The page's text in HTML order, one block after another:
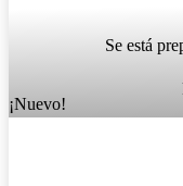
Se está
¡Nuevo!